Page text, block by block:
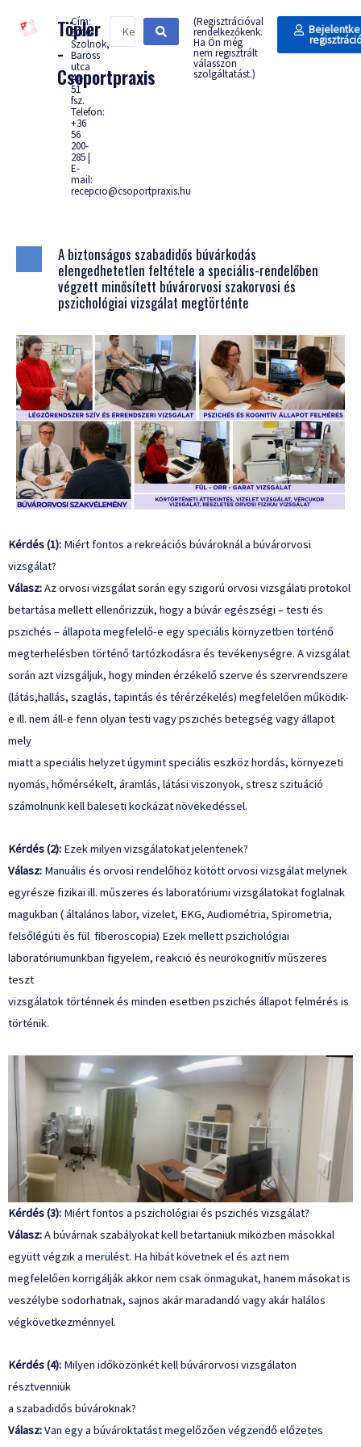
Töpler
-
Csoportpraxis
Cím:
5000
Szolnok,
Baross
utca
49-
51
fsz.
Telefon:
+36
56
200-
285 |
E-
mail:
recepcio@csoportpraxis.hu
(Regisztrációval
rendelkezőkenk.
Ha Ön még
nem regisztrált
válasszon
szolgáltatást.)
A biztonságos szabadidős búvárkodás
elengedhetetlen feltétele a speciális-rendelőben
végzett minősített búvárorvosi szakorvosi és
pszichológiai vizsgálat megtörténte
Kérdés (1): Miért fontos a rekreációs búvároknál a búvárorvosi
vizsgálat?
Válasz:Az orvosi vizsgálat során egy szigorú orvosi vizsgálati protokol
betartása mellett ellenőrizzük, hogy a búvár egészségi – testi és
pszichés – állapota megfelelő-e egy speciális környzetben történő
megterhelésben történő tartózkodásra és tevékenységre. A vizsgálat
során azt vizsgáljuk, hogy minden érzékelő szerve és szervrendszere
(látás,hallás, szaglás, tapintás és térérzékelés) megfelelően működik-
e ill. nem áll-e fenn olyan testi vagy pszichés betegség vagy állapot
mely
miatt a speciális helyzet úgymint speciális eszköz hordás, környezeti
nyomás, hőmérsékelt, áramlás, látási viszonyok, stresz szituáció
számolnunk kell baleseti kockázat növekedéssel.
Kérdés (2): Ezek milyen vizsgálatokat jelentenek?
Válasz: Manuális és orvosi rendelőhöz kötött orvosi vizsgálat melynek
egyrésze fizikai ill. műszeres és laboratóriumi vizsgálatokat foglalnak
magukban ( általános labor, vizelet, EKG, Audiométria, Spirometria,
felsőlégúti és fül fiberoscopia) Ezek mellett pszichológiai
laboratóriumunkban figyelem, reakció és neurokognitív műszeres
teszt
vizsgálatok történnek és minden esetben pszichés állapot felmérés is
történik.
Kérdés (3): Miért fontos a pszichológiai és pszichés vizsgálat?
Válasz:A búvárnak szabályokat kell betartaniuk miközben másokkal
együtt végzik a merülést. Ha hibát követnek el és azt nem
megfelelően korrigálják akkor nem csak önmagukat, hanem másokat is
veszélybe sodorhatnak, sajnos akár maradandó vagy akár halálos
végkövetkezménnyel.
Kérdés (4): Milyen időközönkét kell búvárorvosi vizsgálaton
résztvenniük
a szabadidős búvároknak?
Válasz:Van egy a búvároktatást megelőzően végzendő előzetes